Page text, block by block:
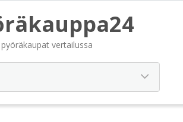
vertailussa